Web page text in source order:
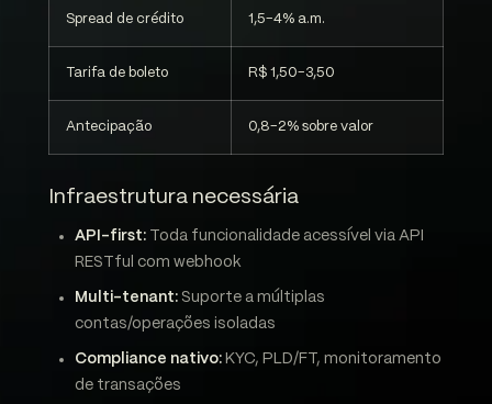
Spread de crédito 1,5-4% a.m.
Tarifa de boleto R$ 1,50-3,50
Antecipação 0,8-2% sobre valor
Infraestrutura necessária
API-first: Toda funcionalidade acessível via API
RESTful com webhook
Multi-tenant: Suporte a múltiplas
contas/operações isoladas
Compliance nativo: KYC, PLD/FT, monitoramento
de transações